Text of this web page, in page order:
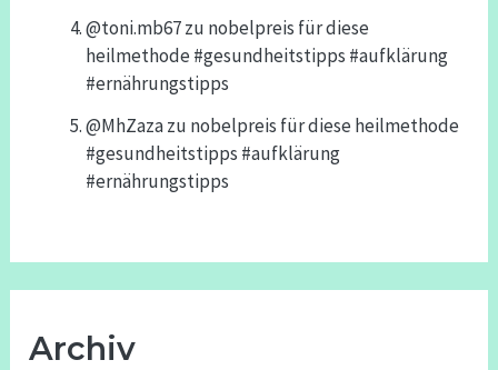
@toni.mb67zu nobelpreis für diese
heilmethode #gesundheitstipps #aufklärung
#ernährungstipps
@MhZazazu nobelpreis für diese heilmethode
#gesundheitstipps #aufklärung
#ernährungstipps
Archiv